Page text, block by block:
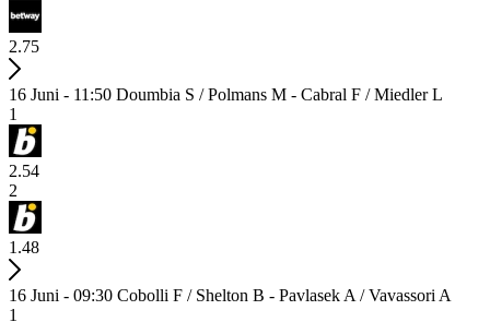
2.75
16 Juni - 11:50 Doumbia S / Polmans M - Cabral F / Miedler L
1
2.54
2
1.48
16 Juni - 09:30 Cobolli F / Shelton B - Pavlasek A / Vavassori A
1